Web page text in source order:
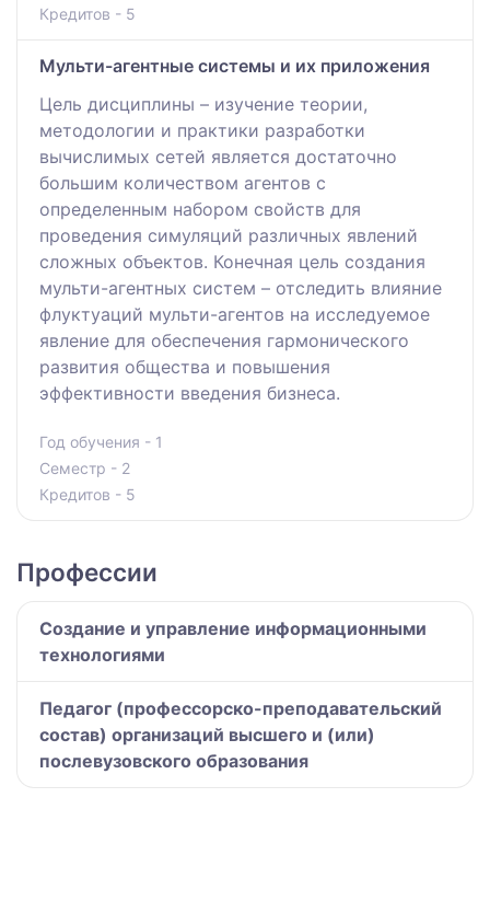
Кредитов - 5
Мульти-агентные системы и их приложения
Цель дисциплины – изучение теории,
методологии и практики разработки
вычислимых сетей является достаточно
большим количеством агентов с
определенным набором свойств для
проведения симуляций различных явлений
сложных объектов. Конечная цель создания
мульти-агентных систем – отследить влияние
флуктуаций мульти-агентов на исследуемое
явление для обеспечения гармонического
развития общества и повышения
эффективности введения бизнеса.
Год обучения - 1
Семестр - 2
Кредитов - 5
Профессии
Создание и управление информационными
технологиями
Педагог (профессорско-преподавательский
состав) организаций высшего и (или)
послевузовского образования